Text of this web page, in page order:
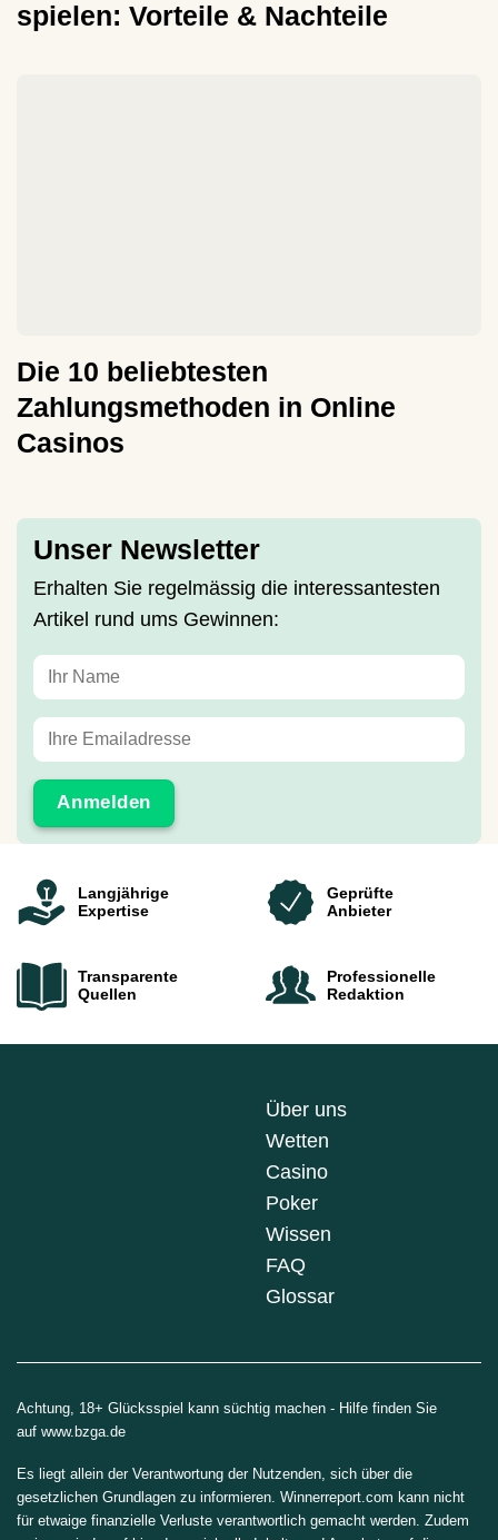
spielen: Vorteile & Nachteile
Die 10 beliebtesten
Zahlungsmethoden in Online
Casinos
Unser Newsletter
Erhalten Sie regelmässig die interessantesten
Artikel rund ums Gewinnen:
Langjährige
Expertise
Geprüfte
Anbieter
Transparente
Quellen
Professionelle
Redaktion
Über uns
Wetten
Casino
Poker
Wissen
FAQ
Glossar
Achtung, 18+ Glücksspiel kann süchtig machen - Hilfe finden Sie
auf www.bzga.de
Es liegt allein der Verantwortung der Nutzenden, sich über die
gesetzlichen Grundlagen zu informieren. Winnerreport.com kann nicht
für etwaige finanzielle Verluste verantwortlich gemacht werden. Zudem